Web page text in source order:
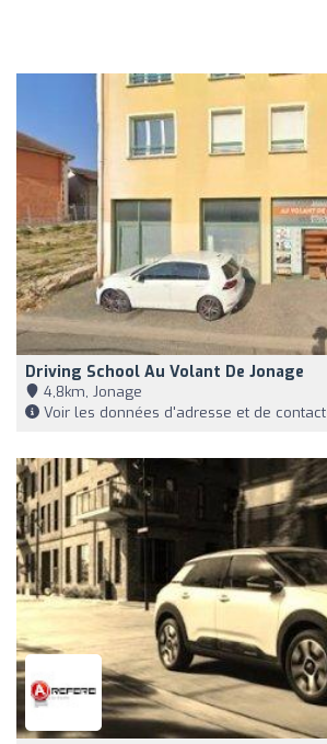
Driving School Au Volant De Jonage
4,8km, Jonage
Voir les données d'adresse et de contact